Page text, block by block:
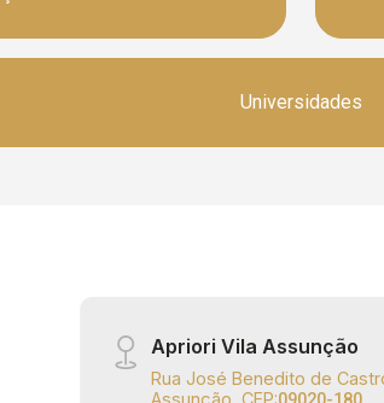
Universidades
Apriori Vila Assunção
Rua José Benedito de
Assunção, CEP: